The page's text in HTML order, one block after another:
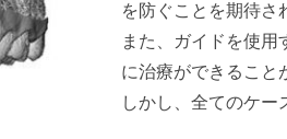
を防ぐことを期待さ
また、ガイドを使用
に治療ができること
しかし、全てのケー